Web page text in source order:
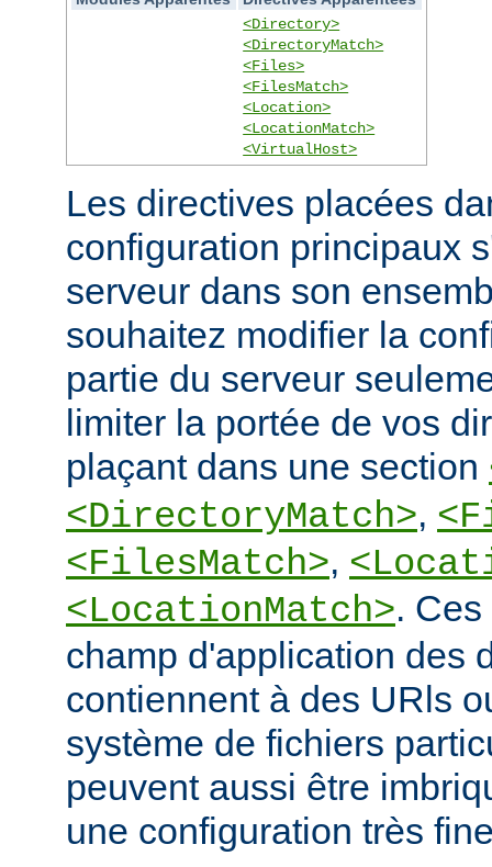
<Directory>
<DirectoryMatch>
<Files>
<FilesMatch>
<Location>
<LocationMatch>
<VirtualHost>
Les directives placées
configuration principaux
serveur dans son
souhaitez modifier la
partie du serveur
limiter la portée de vos
plaçant dans une section
<DirectoryMatch>,
<FilesMatch>,
<LocationMatch>.
champ d'application des
contiennent à des URls
système de fichiers
peuvent aussi être
une configuration très